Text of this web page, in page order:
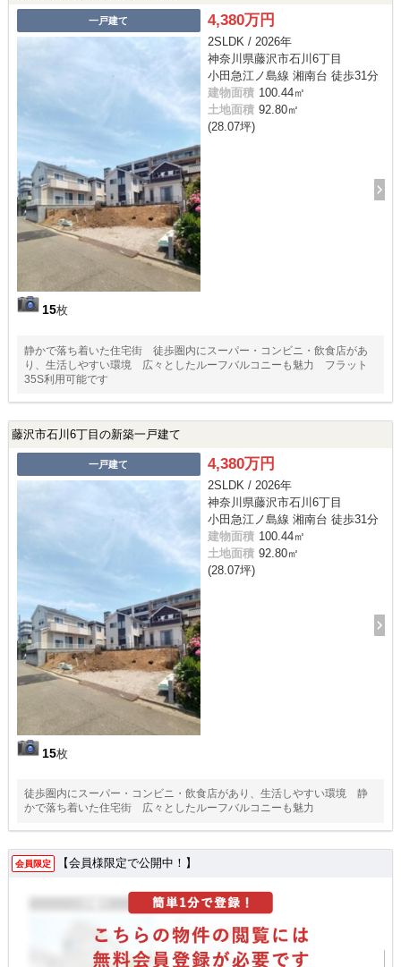
一戸建て
15枚
4,380万円
2SLDK / 2026年
神奈川県藤沢市石川6丁目
小田急江ノ島線 湘南台 徒歩31分
建物面積 100.44㎡
土地面積 92.80㎡
(28.07坪)
静かで落ち着いた住宅街 徒歩圏内にスーパー・コンビニ・飲食店があ
り、生活しやすい環境 広々としたルーフバルコニーも魅力 フラット
35S利用可能です
藤沢市石川6丁目の新築一戸建て
一戸建て
15枚
4,380万円
2SLDK / 2026年
神奈川県藤沢市石川6丁目
小田急江ノ島線 湘南台 徒歩31分
建物面積 100.44㎡
土地面積 92.80㎡
(28.07坪)
徒歩圏内にスーパー・コンビニ・飲食店があり、生活しやすい環境 静
かで落ち着いた住宅街 広々としたルーフバルコニーも魅力
会員限定 【会員様限定で公開中！】